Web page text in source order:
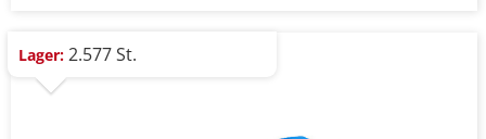
Lager: 2.577 St.